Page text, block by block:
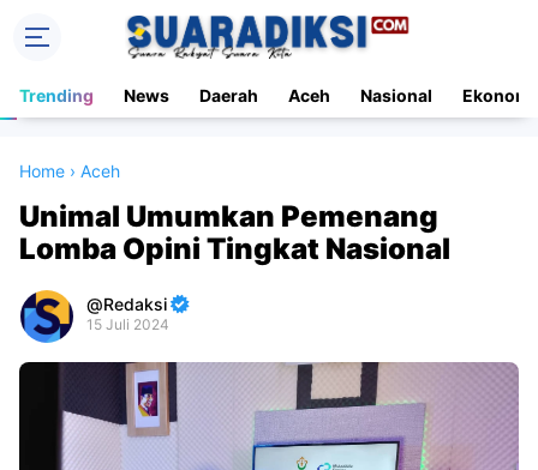
Trending News Daerah Aceh Nasional Ekonomi
Home › Aceh
Unimal Umumkan Pemenang
Lomba Opini Tingkat Nasional
Redaksi
15 Juli 2024
Premium
Raushan
Design